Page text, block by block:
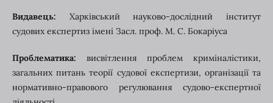
Видавець: Харківський науково-дослідний інститут
судових експертиз імені Засл. проф. М. С. Бокаріуса
Проблематика: висвітлення проблем криміналістики,
загальних питань теорії судової експертизи, організації та
нормативно-правового регулювання судово-експертної